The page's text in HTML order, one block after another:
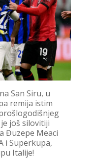
San Siru, u
remija istim
još silovitiji
Đuzepe Meaci
i Superkupa,
Italije!